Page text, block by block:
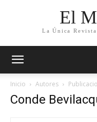
El
La Única
Inicio Autores
Conde